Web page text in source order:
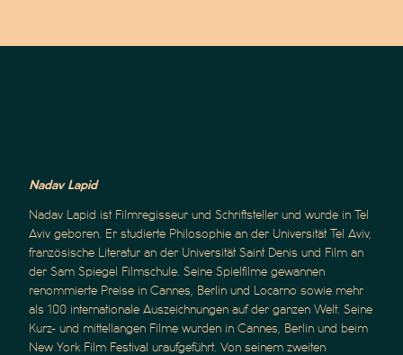
Nadav Lapid
Nadav Lapid ist Filmregisseur und Schriftsteller und wurde in Tel
Aviv geboren. Er studierte Philosophie an der Universität Tel Aviv,
französische Literatur an der Universität Saint Denis und Film an
der Sam Spiegel Filmschule. Seine Spielfilme gewannen
renommierte Preise in Cannes, Berlin und Locarno sowie mehr
als 100 internationale Auszeichnungen auf der ganzen Welt. Seine
Kurz- und mittellangen Filme wurden in Cannes, Berlin und beim
New York Film Festival uraufgeführt. Von seinem zweiten